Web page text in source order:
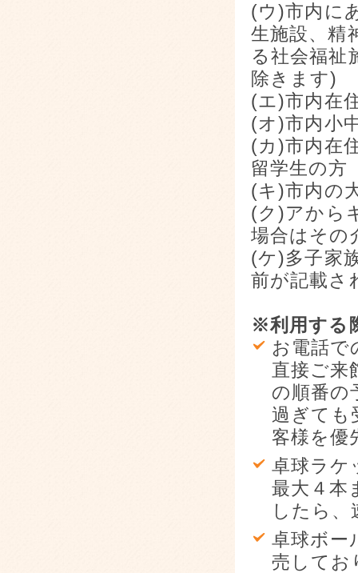
(ウ)市内に
生施設、精
る社会福祉
除きます)
(エ)市内在
(オ)市内小
(カ)市内在
留学生の方
(キ)市内の
(ク)アから
場合はその
(ケ)多子家
前が記載さ
※利用する
お電話で
直接ご来
の順番の
過ぎても
客様を優
卓球ラケ
最大４本
したら
卓球ボー
売してお